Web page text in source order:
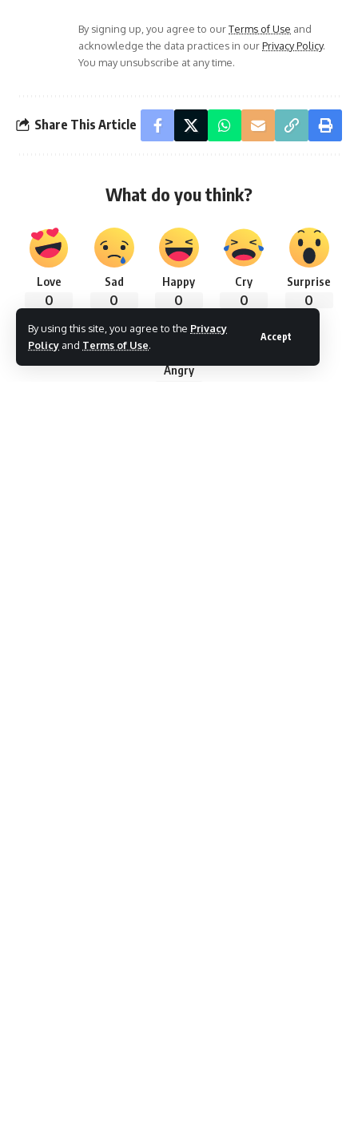
By using this site, you agree to the Privacy
Policy and Terms of Use.
Accept
By signing up, you agree to ourTerms of Use and
acknowledge the data practices in ourPrivacy Policy.
You may unsubscribe at any time.
Share This Article
What do you think?
Love
0
Sad
0
Happy
0
Cry
0
Surprise
0
Angry